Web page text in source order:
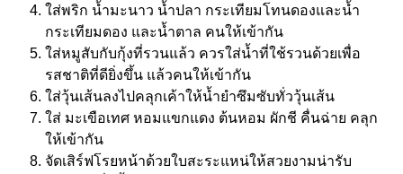
ใส่พริก น้ำมะนาว น้ำปลา กระเทียมโทนดองและน้ำ
กระเทียมดอง และน้ำตาล คนให้เข้ากัน
ใส่หมูสับกับกุ้งที่รวนแล้ว ควรใส่น้ำที่ใช้รวนด้วยเพื่อ
รสชาติที่ดียิ่งขึ้น แล้วคนให้เข้ากัน
ใส่วุ้นเส้นลงไปคลุกเค้าให้น้ำยำซึมซับทั่ววุ้นเส้น
ใส่ มะเขือเทศ หอมแขกแดง ต้นหอม ผักชี คื่นฉ่าย คลุก
ให้เข้ากัน
จัดเสิร์ฟโรยหน้าด้วยใบสะระแหน่ให้สวยงามน่ารับ